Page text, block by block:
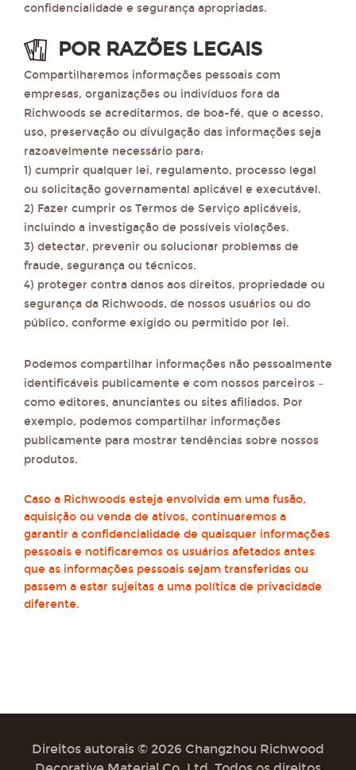
confidencialidade e segurança apropriadas.
POR RAZÕES LEGAIS
Compartilharemos informações pessoais com
empresas, organizações ou indivíduos fora da
Richwoods se acreditarmos, de boa-fé, que o acesso,
uso, preservação ou divulgação das informações seja
razoavelmente necessário para:
1) cumprir qualquer lei, regulamento, processo legal
ou solicitação governamental aplicável e executável.
2) Fazer cumprir os Termos de Serviço aplicáveis,
incluindo a investigação de possíveis violações.
3) detectar, prevenir ou solucionar problemas de
fraude, segurança ou técnicos.
4) proteger contra danos aos direitos, propriedade ou
segurança da Richwoods, de nossos usuários ou do
público, conforme exigido ou permitido por lei.
Podemos compartilhar informações não pessoalmente
identificáveis ​​publicamente e com nossos parceiros –
como editores, anunciantes ou sites afiliados. Por
exemplo, podemos compartilhar informações
publicamente para mostrar tendências sobre nossos
produtos.
Caso a Richwoods esteja envolvida em uma fusão,
aquisição ou venda de ativos, continuaremos a
garantir a confidencialidade de quaisquer informações
pessoais e notificaremos os usuários afetados antes
que as informações pessoais sejam transferidas ou
passem a estar sujeitas a uma política de privacidade
diferente.
Direitos autorais © 2026 Changzhou Richwood